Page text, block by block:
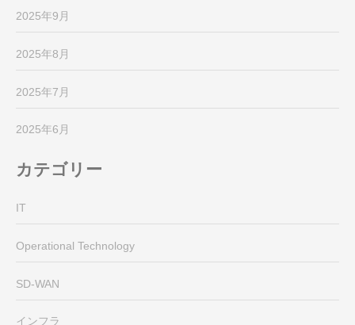
2025年9月
2025年8月
2025年7月
2025年6月
カテゴリー
IT
Operational Technology
SD-WAN
インフラ